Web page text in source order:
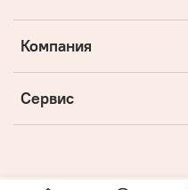
Компания
Сервис